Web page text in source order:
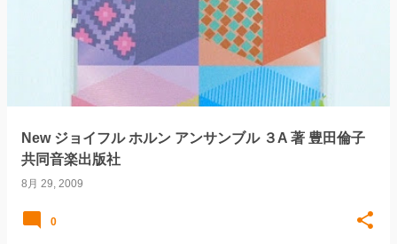
New ジョイフル ホルン アンサンブル ３A 著 豊田倫子
共同音楽出版社
8月 29, 2009
0